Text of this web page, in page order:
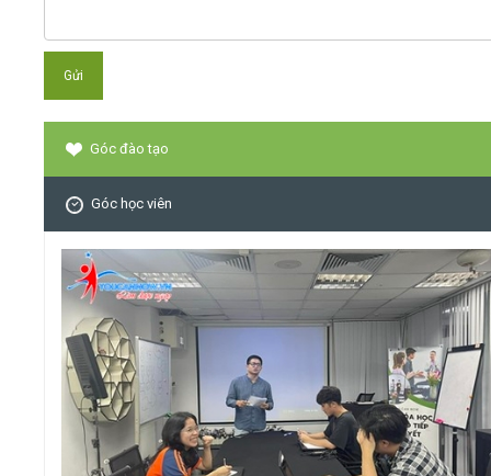
Góc đào tạo
Góc học viên